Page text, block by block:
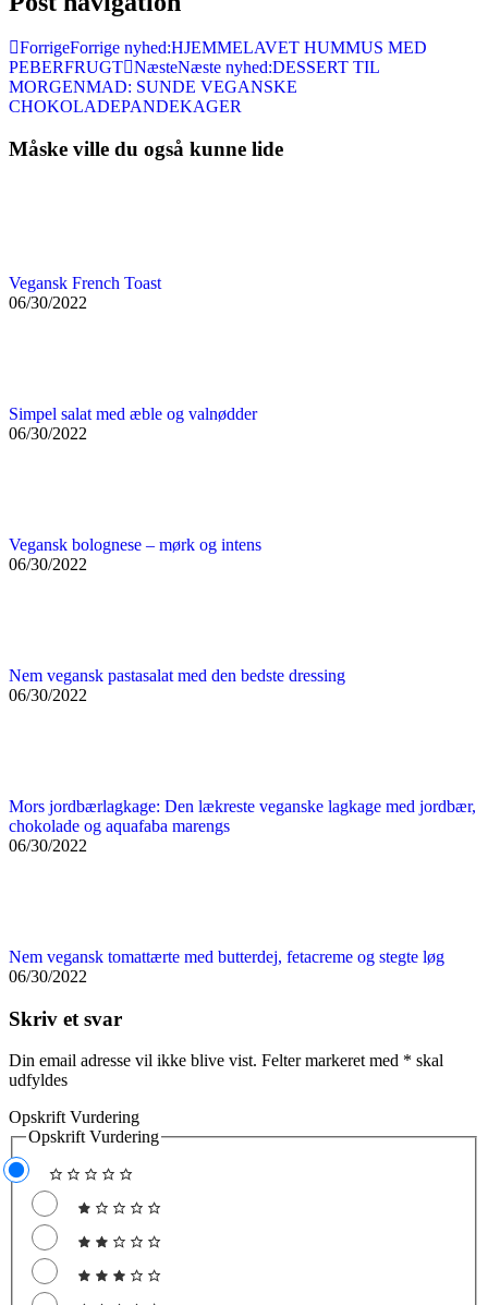
ForrigeForrige nyhed:HJEMMELAVET HUMMUS MED
PEBERFRUGT NæsteNæste nyhed:DESSERT TIL
MORGENMAD: SUNDE VEGANSKE
CHOKOLADEPANDEKAGER
Måske ville du også kunne lide
Vegansk French Toast
06/30/2022
Simpel salat med æble og valnødder
06/30/2022
Vegansk bolognese – mørk og intens
06/30/2022
Nem vegansk pastasalat med den bedste dressing
06/30/2022
Mors jordbærlagkage: Den lækreste veganske lagkage med jordbær,
chokolade og aquafaba marengs
06/30/2022
Nem vegansk tomattærte med butterdej, fetacreme og stegte løg
06/30/2022
Skriv et svar
Din email adresse vil ikke blive vist. Felter markeret med * skal
udfyldes
Opskrift Vurdering
Opskrift Vurdering